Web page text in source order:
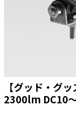
太陽光発電ケーブ
電源ケーブル／コ
スイッチ・コンセ
PF管/FEP管/CD管
ホテル・
【グッド・グ
2300lm DC10